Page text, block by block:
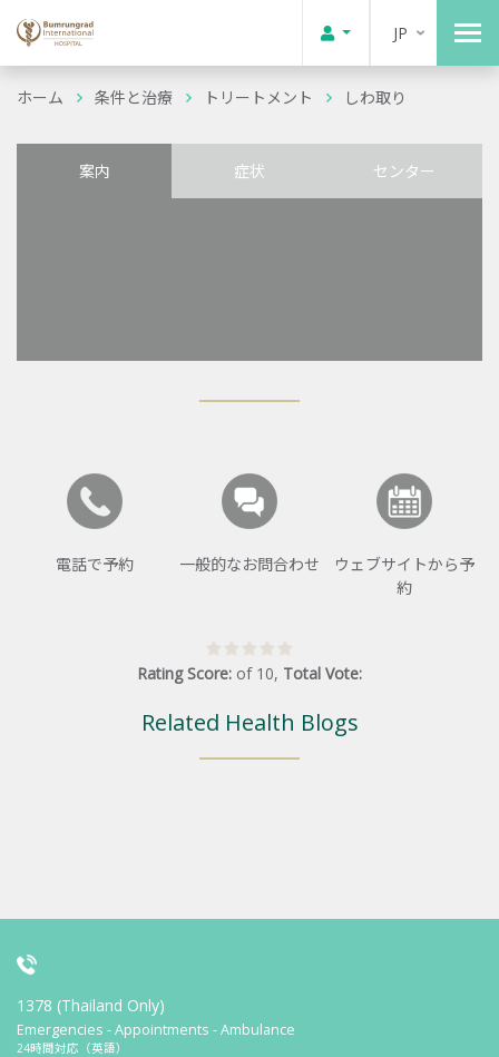
JP
ホーム 条件と治療 トリートメント しわ取り
案内 症状 センター
電話で予約 一般的なお問合わせ
ウェブサイトから予
約
Rating Score: of 10, Total Vote:
Related Health Blogs
1378 (Thailand Only)
Emergencies - Appointments - Ambulance
24時間対応（英語）